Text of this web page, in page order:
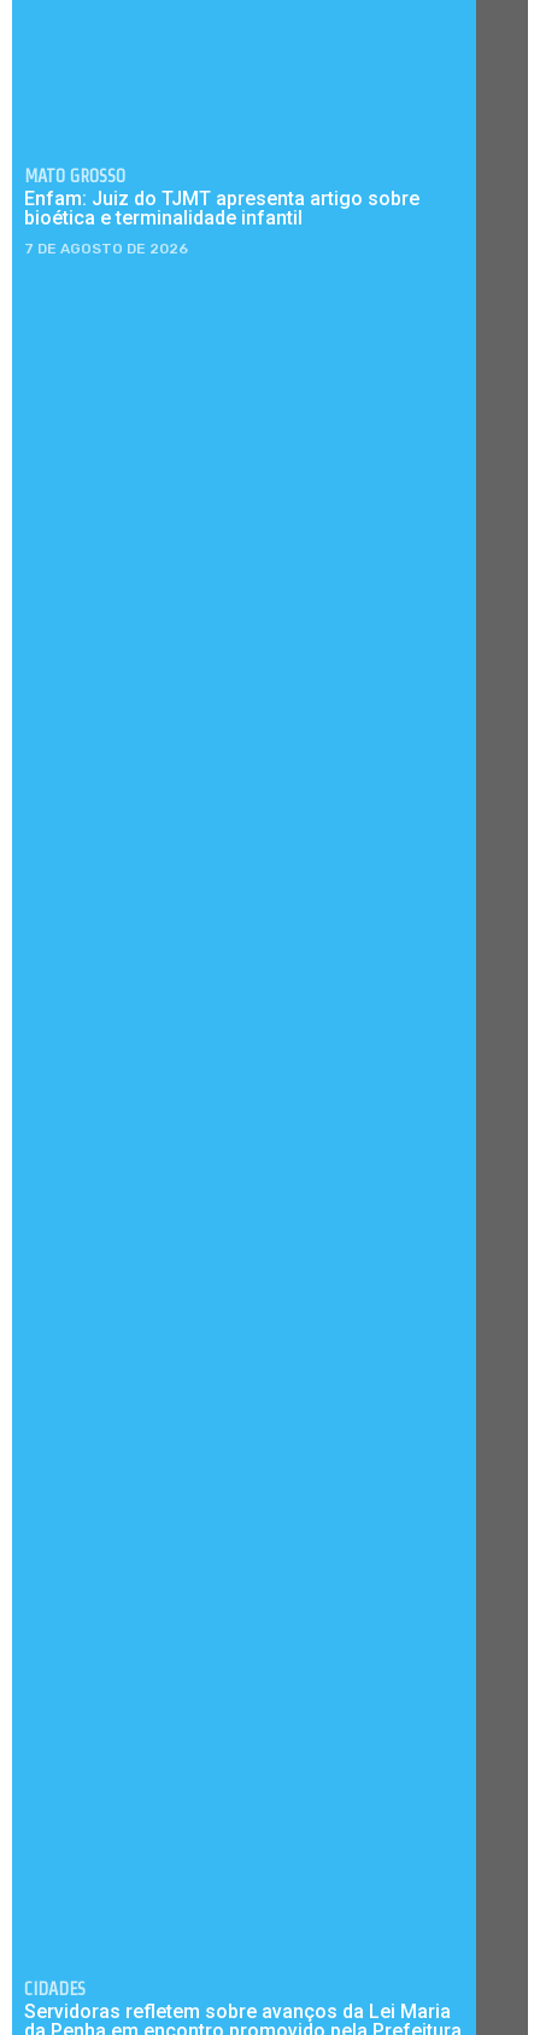
MATO GROSSO
Enfam: Juiz do TJMT apresenta artigo sobre
bioética e terminalidade infantil
7 DE AGOSTO DE 2026
CIDADES
Servidoras refletem sobre avanços da Lei Maria